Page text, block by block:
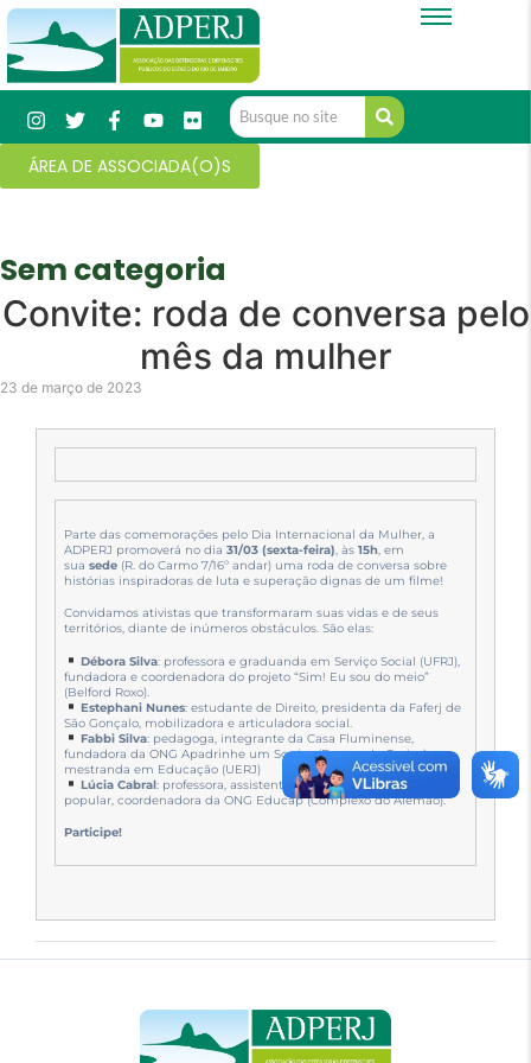
ÁREA DE ASSOCIADA(O)S
Sem categoria
Convite: roda de conversa pelo
mês da mulher
23 de março de 2023
Parte das comemorações pelo Dia Internacional da Mulher, a
ADPERJ promoverá no dia 31/03 (sexta-feira), às 15h, em
sua sede (R. do Carmo 7/16º andar) uma roda de conversa sobre
histórias inspiradoras de luta e superação dignas de um filme!
Convidamos ativistas que transformaram suas vidas e de seus
territórios, diante de inúmeros obstáculos. São elas:
Débora Silva: professora e graduanda em Serviço Social (UFRJ),
fundadora e coordenadora do projeto “Sim! Eu sou do meio”
(Belford Roxo).
Estephani Nunes: estudante de Direito, presidenta da Faferj de
São Gonçalo, mobilizadora e articuladora social.
Fabbi Silva: pedagoga, integrante da Casa Fluminense,
fundadora da ONG Apadrinhe um Sorriso (Duque de Caxias),
mestranda em Educação (UERJ)
Lúcia Cabral: professora, assistente social, promotora legal
popular, coordenadora da ONG Educap (Complexo do Alemão).
Participe!